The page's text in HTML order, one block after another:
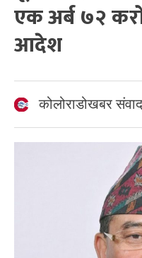
एक अर्ब ७२
आदेश
कोलोराडोखबर